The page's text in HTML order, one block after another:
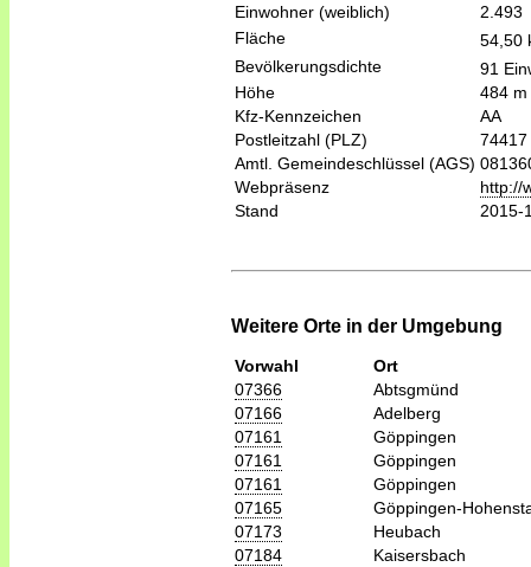
Einwohner (weiblich)
2.493
Fläche
54,50
Bevölkerungsdichte
91
Höhe
484 m
Kfz-Kennzeichen
AA
Postleitzahl (PLZ)
74417
Amtl. Gemeindeschlüssel (AGS)
Webpräsenz
http://
Stand
2015-
Weitere Orte in der Umgebung
Vorwahl
Ort
07366
Abtsgmünd
07166
Adelberg
07161
Göppingen
07161
Göppingen
07161
Göppingen
07165
Göppingen-
07173
Heubach
07184
Kaisersbach